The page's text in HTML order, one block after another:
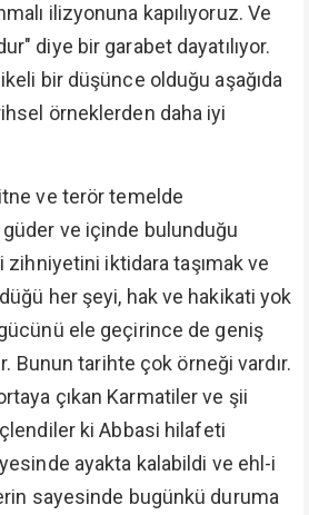
ilizyonuna kapılıyoruz. Ve
diye bir garabet dayatılıyor.
bir düşünce olduğu aşağıda
örneklerden daha iyi
ve terör temelde
ve içinde bulunduğu
zihniyetini iktidara taşımak ve
her şeyi, hak ve hakikati yok
ele geçirince de geniş
Bunun tarihte çok örneği vardır.
çıkan Karmatiler ve şii
ki Abbasi hilafeti
ayakta kalabildi ve ehl-i
sayesinde bugünkü duruma